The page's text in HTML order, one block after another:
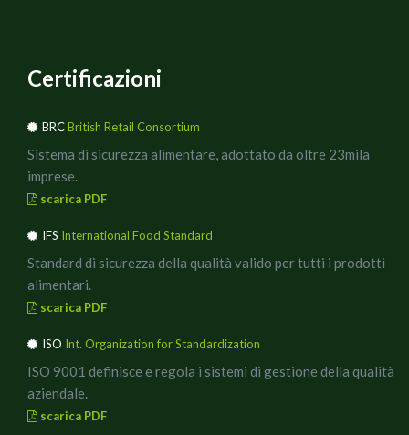
Certificazioni
BRCBritish Retail Consortium
Sistema di sicurezza alimentare, adottato da oltre 23mila
imprese.
scarica PDF
IFS International Food Standard
Standard di sicurezza della qualità valido per tutti i prodotti
alimentari.
scarica PDF
ISO Int. Organization for Standardization
ISO 9001 definisce e regola i sistemi di gestione della qualità
aziendale.
scarica PDF